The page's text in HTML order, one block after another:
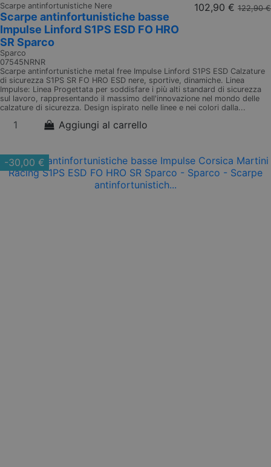
Scarpe antinfortunistiche Nere
Scarpe antinfortunistiche basse
Impulse Linford S1PS ESD FO HRO
SR Sparco
Sparco
07545NRNR
102,90 € 122,90 €
Scarpe antinfortunistiche metal free Impulse Linford S1PS ESD Calzature
di sicurezza S1PS SR FO HRO ESD nere, sportive, dinamiche. Linea
Impulse: Linea Progettata per soddisfare i più alti standard di sicurezza
sul lavoro, rappresentando il massimo dell'innovazione nel mondo delle
calzature di sicurezza. Design ispirato nelle linee e nei colori dalla...
Aggiungi al carrello
-30,00 €